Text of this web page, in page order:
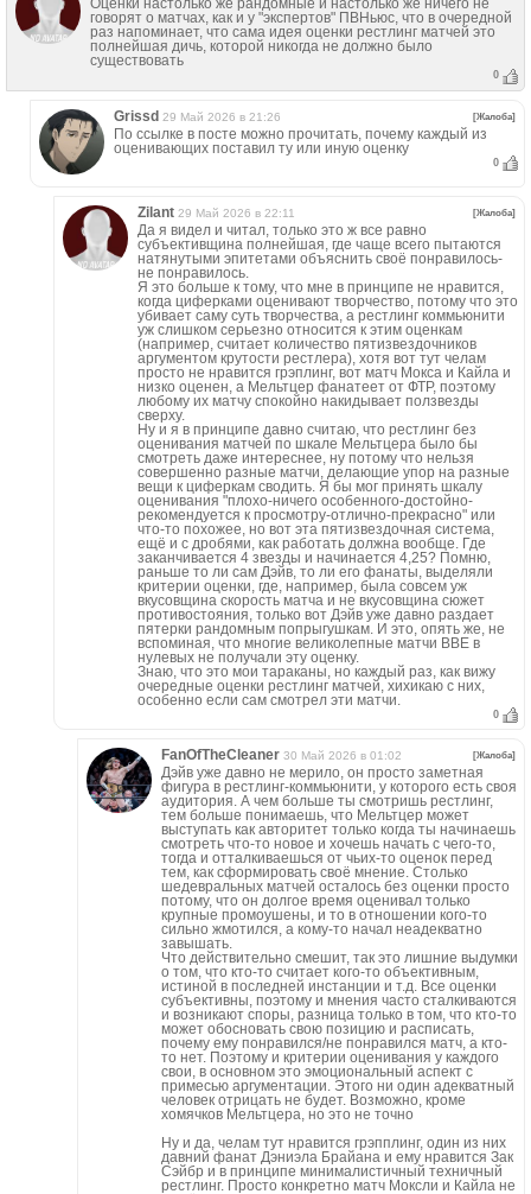
Оценки настолько же рандомные и настолько же ничего не
говорят о матчах, как и у "экспертов" ПВНьюс, что в очередной
раз напоминает, что сама идея оценки рестлинг матчей это
полнейшая дичь, которой никогда не должно было
существовать
0
Grissd 29 Май 2026 в 21:26 [Жалоба]
По ссылке в посте можно прочитать, почему каждый из
оценивающих поставил ту или иную оценку
0
Zilant 29 Май 2026 в 22:11 [Жалоба]
Да я видел и читал, только это ж все равно
субъективщина полнейшая, где чаще всего пытаются
натянутыми эпитетами объяснить своё понравилось-
не понравилось.
Я это больше к тому, что мне в принципе не нравится,
когда циферками оценивают творчество, потому что это
убивает саму суть творчества, а рестлинг коммьюнити
уж слишком серьезно относится к этим оценкам
(например, считает количество пятизвездочников
аргументом крутости рестлера), хотя вот тут челам
просто не нравится грэплинг, вот матч Мокса и Кайла и
низко оценен, а Мельтцер фанатеет от ФТР, поэтому
любому их матчу спокойно накидывает ползвезды
сверху.
Ну и я в принципе давно считаю, что рестлинг без
оценивания матчей по шкале Мельтцера было бы
смотреть даже интереснее, ну потому что нельзя
совершенно разные матчи, делающие упор на разные
вещи к циферкам сводить. Я бы мог принять шкалу
оценивания "плохо-ничего особенного-достойно-
рекомендуется к просмотру-отлично-прекрасно" или
что-то похожее, но вот эта пятизвездочная система,
ещё и с дробями, как работать должна вообще. Где
заканчивается 4 звезды и начинается 4,25? Помню,
раньше то ли сам Дэйв, то ли его фанаты, выделяли
критерии оценки, где, например, была совсем уж
вкусовщина скорость матча и не вкусовщина сюжет
противостояния, только вот Дэйв уже давно раздает
пятерки рандомным попрыгушкам. И это, опять же, не
вспоминая, что многие великолепные матчи ВВЕ в
нулевых не получали эту оценку.
Знаю, что это мои тараканы, но каждый раз, как вижу
очередные оценки рестлинг матчей, хихикаю с них,
особенно если сам смотрел эти матчи.
0
FanOfTheCleaner 30 Май 2026 в 01:02 [Жалоба]
Дэйв уже давно не мерило, он просто заметная
фигура в рестлинг-коммьюнити, у которого есть своя
аудитория. А чем больше ты смотришь рестлинг,
тем больше понимаешь, что Мельтцер может
выступать как авторитет только когда ты начинаешь
смотреть что-то новое и хочешь начать с чего-то,
тогда и отталкиваешься от чьих-то оценок перед
тем, как сформировать своё мнение. Столько
шедевральных матчей осталось без оценки просто
потому, что он долгое время оценивал только
крупные промоушены, и то в отношении кого-то
сильно жмотился, а кому-то начал неадекватно
завышать.
Что действительно смешит, так это лишние выдумки
о том, что кто-то считает кого-то объективным,
истиной в последней инстанции и т.д. Все оценки
субъективны, поэтому и мнения часто сталкиваются
и возникают споры, разница только в том, что кто-то
может обосновать свою позицию и расписать,
почему ему понравился/не понравился матч, а кто-
то нет. Поэтому и критерии оценивания у каждого
свои, в основном это эмоциональный аспект с
примесью аргументации. Этого ни один адекватный
человек отрицать не будет. Возможно, кроме
хомячков Мельтцера, но это не точно
Ну и да, челам тут нравится грэпплинг, один из них
давний фанат Дэниэла Брайана и ему нравится Зак
Сэйбр и в принципе минималистичный техничный
рестлинг. Просто конкретно матч Моксли и Кайла не